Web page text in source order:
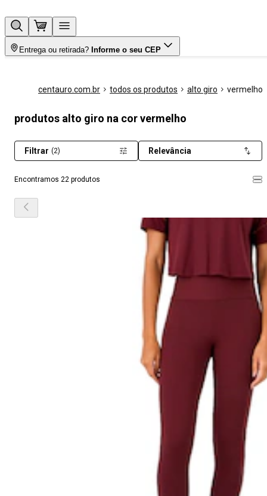
Entrega ou retirada? Informe o seu CEP
centauro.com.br todos os produtos alto giro vermelho
produtos alto giro na cor vermelho
Encontramos 22 produtos
Filtrar (2) Relevância